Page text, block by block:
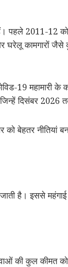
2011-12 को
घरेलू कामगारों
19 महामारी
दिसंबर 2026
बेहतर नीतियां
है। इससे
की कुल कीमत